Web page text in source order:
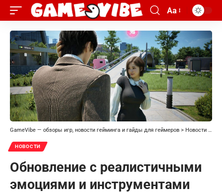
Aa
GameVibe — обзоры игр, новости гейминга и гайды для геймеров > Новости
НОВОСТИ
Обновление с реалистичными
эмоциями и инструментами